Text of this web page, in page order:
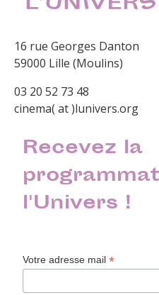
16 rue Georges Danton
59000 Lille (Moulins)
03 20 52 73 48
cinema( at )lunivers.org
Recevez la
l'Univers !
Votre adresse mail*